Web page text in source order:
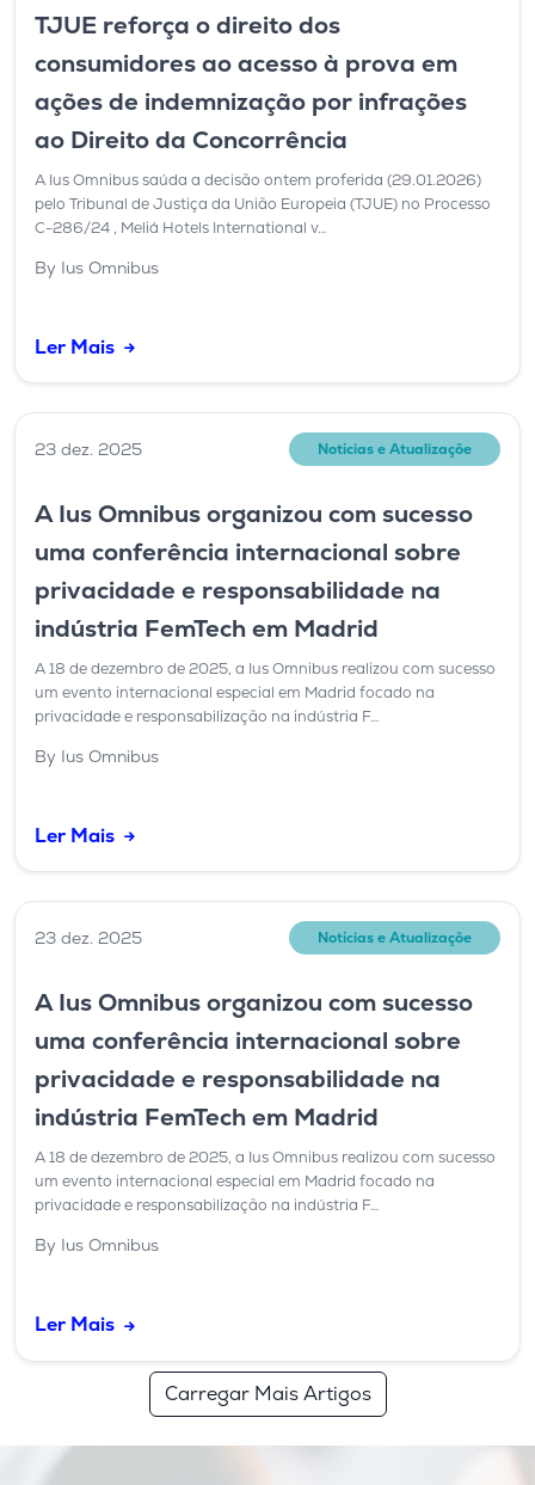
TJUE reforça o direito dos
consumidores ao acesso à prova em
ações de indemnização por infrações
ao Direito da Concorrência
A Ius Omnibus saúda a decisão ontem proferida (29.01.2026)
pelo Tribunal de Justiça da União Europeia (TJUE) no Processo
C-286/24 , Meliá Hotels International v…
By Ius Omnibus
Ler Mais
23 dez. 2025 Notícias e Atualizaçõe
A Ius Omnibus organizou com sucesso
uma conferência internacional sobre
privacidade e responsabilidade na
indústria FemTech em Madrid
A 18 de dezembro de 2025, a Ius Omnibus realizou com sucesso
um evento internacional especial em Madrid focado na
privacidade e responsabilização na indústria F…
By Ius Omnibus
Ler Mais
23 dez. 2025 Notícias e Atualizaçõe
A Ius Omnibus organizou com sucesso
uma conferência internacional sobre
privacidade e responsabilidade na
indústria FemTech em Madrid
A 18 de dezembro de 2025, a Ius Omnibus realizou com sucesso
um evento internacional especial em Madrid focado na
privacidade e responsabilização na indústria F…
By Ius Omnibus
Ler Mais
Carregar Mais Artigos